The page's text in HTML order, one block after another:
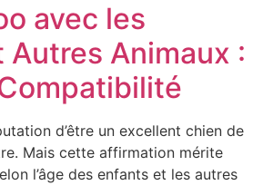
avec les
Autres Animaux :
d’être un excellent chien de
Mais cette affirmation mérite
l’âge des enfants et les autres